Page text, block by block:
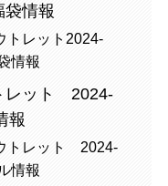
情報
トレット2024-
情報
レット 2024-
報
トレット 2024-
情報